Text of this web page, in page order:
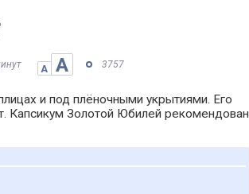
А А 3757
и под плёночными укрытиями. Его
Капсикум Золотой Юбилей рекомендован